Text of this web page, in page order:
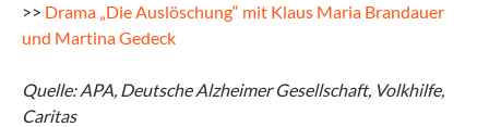
>> Drama „Die Auslöschung“ mit Klaus Maria Brandauer
und Martina Gedeck
Quelle: APA, Deutsche Alzheimer Gesellschaft, Volkhilfe,
Caritas